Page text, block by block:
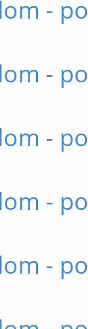
-
-
-
-
-